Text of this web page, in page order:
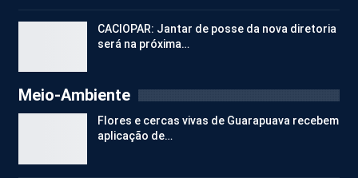
CACIOPAR: Jantar de posse da nova diretoria
será na próxima…
Meio-Ambiente
Flores e cercas vivas de Guarapuava recebem
aplicação de…